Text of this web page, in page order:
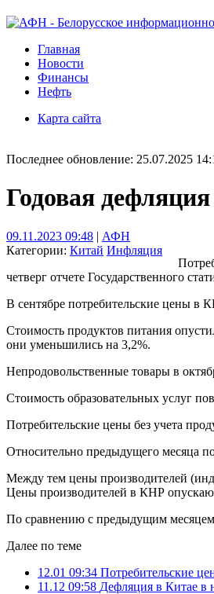
Главная
Новости
Финансы
Нефть
Карта сайта
Последнее обновление: 25.07.2025
Годовая
09.11.2023 09:48 | АФН
Категории: Китай Инфляция
четверг отчете Государственного
В сентябре потребительские цены в
Стоимость продуктов питания
они уменьшились на 3,2%.
Непродовольственные товары в
Стоимость образовательных услуг
Потребительские цены без учета
Относительно предыдущего месяца
Между тем цены производителей
Цены производителей в КНР
По сравнению с предыдущим месяцем
Далее по теме
12.01 09:34 Потребительские
11.12 09:58 Дефляция в Китае в